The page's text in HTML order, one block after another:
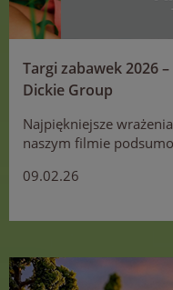
Targi zabawek 2026
Dickie Group
Najpiękniejsze
naszym filmie
09.02.26